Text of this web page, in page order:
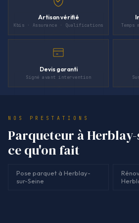
Artisan vérifié
Kbis · Assurance · Qualifications Temps
Devis garanti
Signé avant intervention
NOS PRESTATIONS
Parqueteur à
ce qu'on fait
Pose parquet à Herblay-
sur-Seine